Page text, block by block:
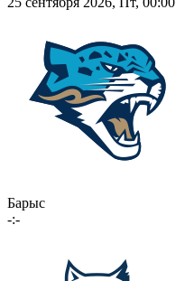
Барыс
-:-